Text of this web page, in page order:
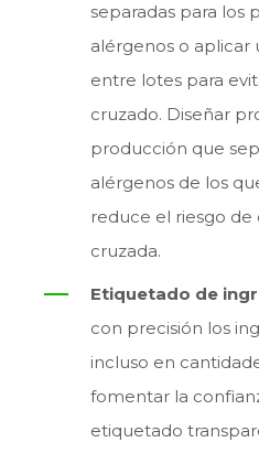
separadas para los
alérgenos o aplicar
entre lotes para
cruzado. Diseñar
producción que
alérgenos de los
reduce el riesgo
cruzada.
Etiquetado de
con precisión los
incluso en
fomentar la
etiquetado